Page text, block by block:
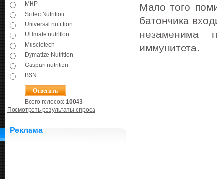
MHP
Scitec Nutrition
Universal nutrition
Ultimate nutrition
Muscletech
Dymatize Nutrition
Gaspari nutrition
BSN
Всего голосов: 10043
Посмотреть результаты опроса
Реклама
Мало того
батончика
незаменима
иммунитета.